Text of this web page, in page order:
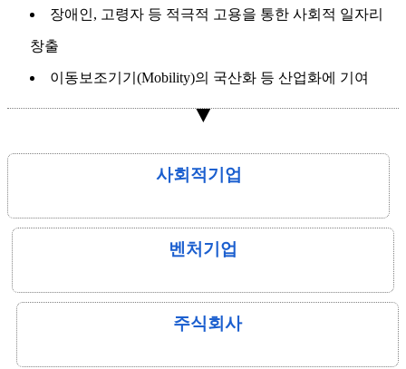
장애인, 고령자 등 적극적 고용을 통한 사회적 일자리
창출
이동보조기기(Mobility)의 국산화 등 산업화에 기여
▼
사회적기업
벤처기업
주식회사